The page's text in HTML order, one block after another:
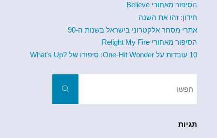
הסיפור מאחורי Believe
חידון: זהו את השנה
אתרי מסחר אלקטרוני בישראל בשנות ה-90
הסיפור מאחורי Relight My Fire
10 עובדות על One-Hit Wonder: סיפורו של ?What's Up
חפשו
תגיות